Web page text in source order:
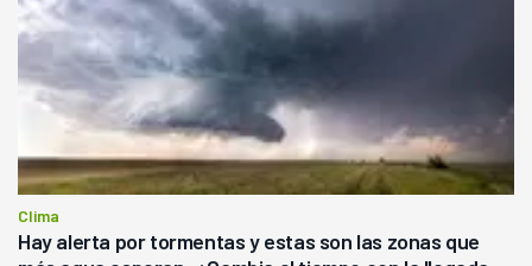
Clima
Hay alerta por tormentas y estas son las zonas que